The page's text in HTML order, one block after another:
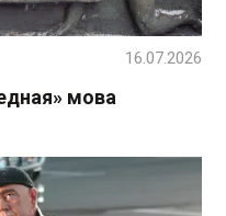
мова
16.07.2026